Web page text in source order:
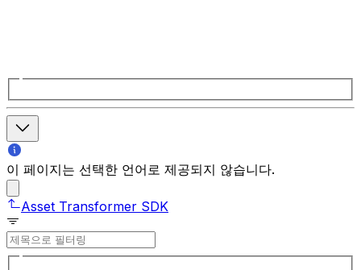
이 페이지는 선택한 언어로 제공되지 않습니다.
Asset Transformer SDK